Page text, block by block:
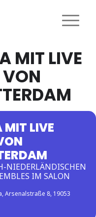
MIT LIVE
MIT LIVE
NIEDERLÄNDISCHEN
IM SALON
, Arsenalstraße 8, 19053